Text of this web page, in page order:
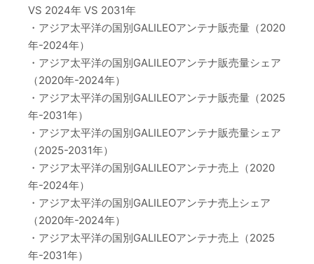
VS 2024年 VS 2031年
・アジア太平洋の国別GALILEOアンテナ販売量（2020
年-2024年）
・アジア太平洋の国別GALILEOアンテナ販売量シェア
（2020年-2024年）
・アジア太平洋の国別GALILEOアンテナ販売量（2025
年-2031年）
・アジア太平洋の国別GALILEOアンテナ販売量シェア
（2025-2031年）
・アジア太平洋の国別GALILEOアンテナ売上（2020
年-2024年）
・アジア太平洋の国別GALILEOアンテナ売上シェア
（2020年-2024年）
・アジア太平洋の国別GALILEOアンテナ売上（2025
年-2031年）